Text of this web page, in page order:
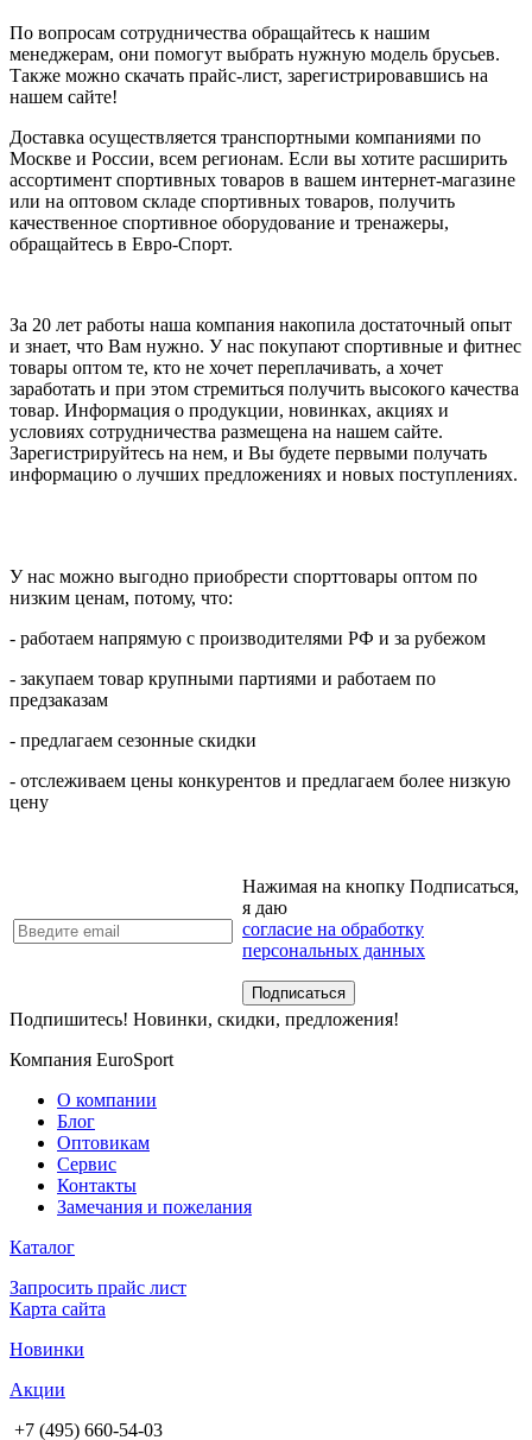
По вопросам сотрудничества обращайтесь к нашим
менеджерам, они помогут выбрать нужную модель брусьев.
Также можно скачать прайс-лист, зарегистрировавшись на
нашем сайте!
Доставка осуществляется транспортными компаниями по
Москве и России, всем регионам. Если вы хотите расширить
ассортимент спортивных товаров в вашем интернет-магазине
или на оптовом складе спортивных товаров, получить
качественное спортивное оборудование и тренажеры,
обращайтесь в Евро-Спорт.
За 20 лет работы наша компания накопила достаточный опыт
и знает, что Вам нужно. У нас покупают спортивные и фитнес
товары оптом те, кто не хочет переплачивать, а хочет
заработать и при этом стремиться получить высокого качества
товар. Информация о продукции, новинках, акциях и
условиях сотрудничества размещена на нашем сайте.
Зарегистрируйтесь на нем, и Вы будете первыми получать
информацию о лучших предложениях и новых поступлениях.
У нас можно выгодно приобрести спорттовары оптом по
низким ценам, потому, что:
- работаем напрямую с производителями РФ и за рубежом
- закупаем товар крупными партиями и работаем по
предзаказам
- предлагаем сезонные скидки
- отслеживаем цены конкурентов и предлагаем более низкую
цену
Нажимая на кнопку Подписаться,
я даю
согласие на обработку
персональных данных
Подпишитесь! Новинки, скидки, предложения!
Компания EuroSport
О компании
Блог
Оптовикам
Сервис
Контакты
Замечания и пожелания
Каталог
Запросить прайс лист
Карта сайта
Новинки
Акции
+7 (495) 660-54-03